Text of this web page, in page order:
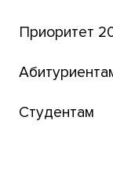
Томский
Студентам